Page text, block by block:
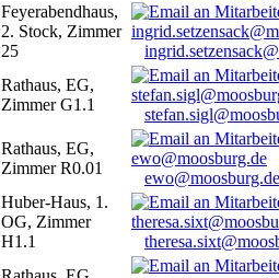
Feyerabendhaus,
2. Stock, Zimmer
25
Rathaus, EG,
Zimmer G1.1
Rathaus, EG,
Zimmer R0.01
ewo@moosburg.de
Huber-Haus, 1.
OG, Zimmer
H1.1